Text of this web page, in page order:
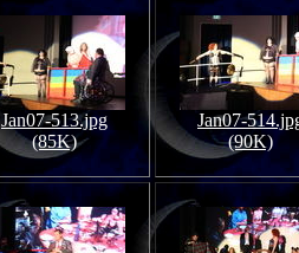
Jan07-513.jpg
(85K)
Jan07-
(90K)